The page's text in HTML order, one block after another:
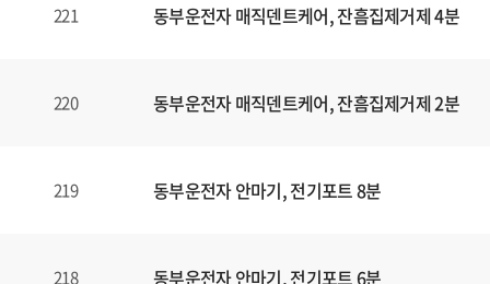
221 동부운전자 매직덴트케어, 잔흠집제거제 4분
220 동부운전자 매직덴트케어, 잔흠집제거제 2분
219 동부운전자 안마기, 전기포트 8분
218 동부운전자 안마기, 전기포트 6분